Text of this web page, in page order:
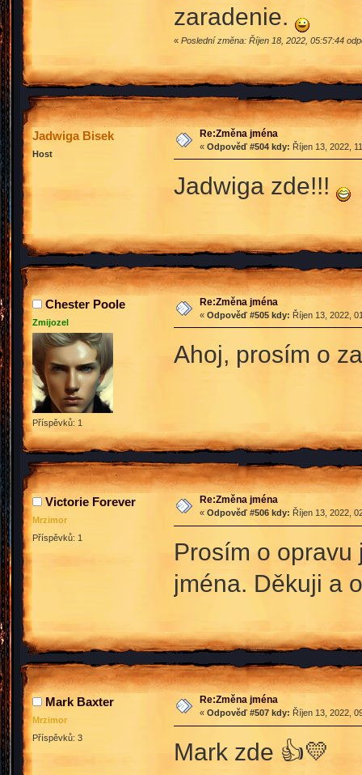
zaradenie.
« Poslední změna: Říjen 18, 2022, 05:57:44
Jadwiga Bisek
Host
Re:Změna jména
« Odpověď #504 kdy: Říjen 13, 2022,
Jadwiga zde!!!
Chester Poole
Zmijozel
Příspěvků: 1
Re:Změna jména
« Odpověď #505 kdy: Říjen 13, 2022,
Ahoj, prosím o
Victorie Forever
Mrzimor
Příspěvků: 1
Re:Změna jména
« Odpověď #506 kdy: Říjen 13, 2022,
Prosím o opravu
jména. Děkuji a
Mark Baxter
Mrzimor
Příspěvků: 3
Re:Změna jména
« Odpověď #507 kdy: Říjen 13, 2022,
Mark zde 👍💛